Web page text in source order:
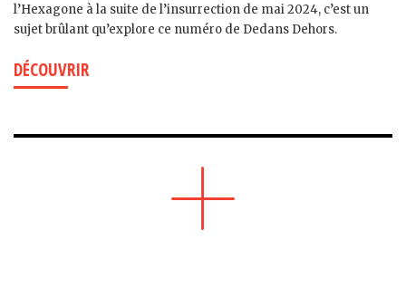
l’Hexagone à la suite de l’insurrection de mai 2024, c’est un
sujet brûlant qu’explore ce numéro de Dedans Dehors.
DÉCOUVRIR